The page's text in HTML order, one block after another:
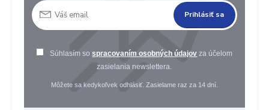
Prihlásiť sa
Súhlasím sospracovaním osobných údajov za účelom
zasielania newslettera.
Môžete sa kedykoľvek odhlásiť. Zasielame raz za 14 dní.